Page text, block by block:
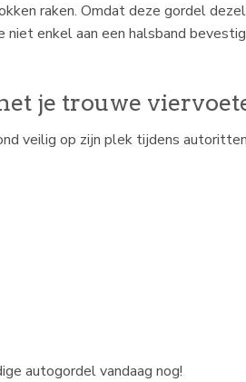
raken. Omdat deze gordel
niet enkel aan een halsband
je trouwe
veilig op zijn plek tijdens
autogordel vandaag nog!